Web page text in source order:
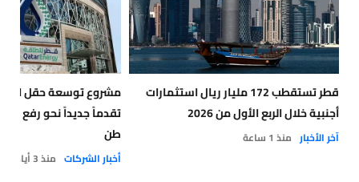
قطر تستقطب 172 مليار ريال استثمارات
أجنبية خلال الربع الأول من 2026
آخر الأخبار منذ 1 ساعة
مشروع توسعة حقل
طن
أخبار الشركات منذ 3 أيام